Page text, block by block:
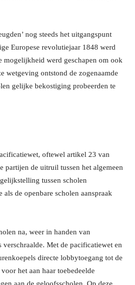
nog steeds het uitgangspunt
Europese revolutiejaar 1848 werd
mogelijkheid werd geschapen om ook
wetgeving ontstond de zogenaamde
gelijke bekostiging probeerden te
oftewel artikel 23 van
partijen de uitruil tussen het algemeen
tussen scholen
de openbare scholen aanspraak
na, weer in handen van
Met de pacificatiewet en
directe lobbytoegang tot de
het aan haar toebedeelde